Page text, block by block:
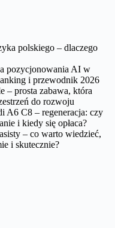
polskiego – dlaczego
pozycjonowania AI w
i przewodnik 2026
– prosta zabawa, która
do rozwoju
A6 C8 – regeneracja: czy
i kiedy się opłaca?
– co warto wiedzieć,
i skutecznie?